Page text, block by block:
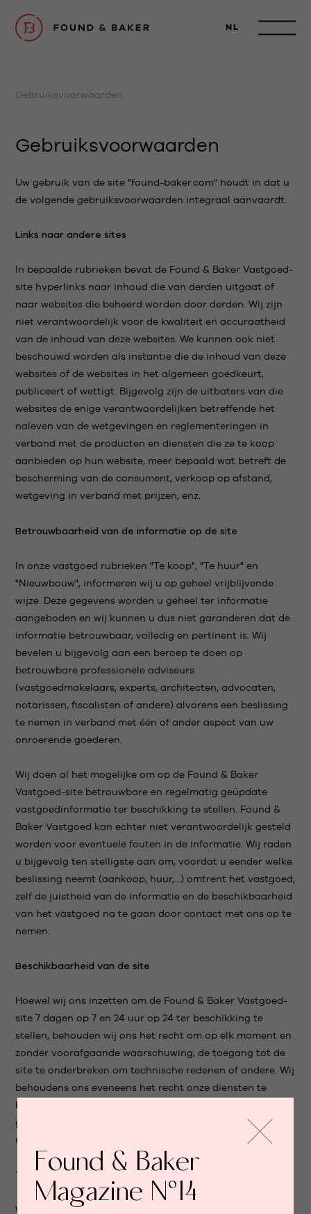
NL
Gebruiksvoorwaarden
Gebruiksvoorwaarden
Uw gebruik van de site "found-baker.com" houdt in dat u
de volgende gebruiksvoorwaarden integraal aanvaardt.
Links naar andere sites
In bepaalde rubrieken bevat de Found & Baker Vastgoed-
site hyperlinks naar inhoud die van derden uitgaat of
naar websites die beheerd worden door derden. Wij zijn
niet verantwoordelijk voor de kwaliteit en accuraatheid
van de inhoud van deze websites. We kunnen ook niet
beschouwd worden als instantie die de inhoud van deze
websites of de websites in het algemeen goedkeurt,
publiceert of wettigt. Bijgevolg zijn de uitbaters van die
websites de enige verantwoordelijken betreffende het
naleven van de wetgevingen en reglementeringen in
verband met de producten en diensten die ze te koop
aanbieden op hun website, meer bepaald wat betreft de
bescherming van de consument, verkoop op afstand,
wetgeving in verband met prijzen, enz.
Betrouwbaarheid van de informatie op de site
In onze vastgoed rubrieken "Te koop", "Te huur" en
"Nieuwbouw", informeren wij u op geheel vrijblijvende
wijze. Deze gegevens worden u geheel ter informatie
aangeboden en wij kunnen u dus niet garanderen dat de
informatie betrouwbaar, volledig en pertinent is. Wij
bevelen u bijgevolg aan een beroep te doen op
betrouwbare professionele adviseurs
(vastgoedmakelaars, experts, architecten, advocaten,
notarissen, fiscalisten of andere) alvorens een beslissing
te nemen in verband met één of ander aspect van uw
onroerende goederen.
Wij doen al het mogelijke om op de Found & Baker
Vastgoed-site betrouwbare en regelmatig geüpdate
vastgoedinformatie ter beschikking te stellen. Found &
Baker Vastgoed kan echter niet verantwoordelijk gesteld
worden voor eventuele fouten in de informatie. Wij raden
u bijgevolg ten stelligste aan om, voordat u eender welke
beslissing neemt (aankoop, huur,...) omtrent het vastgoed,
zelf de juistheid van de informatie en de beschikbaarheid
van het vastgoed na te gaan door contact met ons op te
nemen.
Beschikbaarheid van de site
Hoewel wij ons inzetten om de Found & Baker Vastgoed-
site 7 dagen op 7 en 24 uur op 24 ter beschikking te
stellen, behouden wij ons het recht om op elk moment en
zonder voorafgaande waarschuwing, de toegang tot de
site te onderbreken om technische redenen of andere. Wij
behoudens ons eveneens het recht onze diensten te
beëindigen. Dit zonder dat we kunnen verantwoordelijk
gehouden worden voor deze onderbrekingen en de
mogelijke gevolgen hiervan voor u of een derde.
Toegangsverbod tot de site
Wij behouden ons het recht eenzijdig de toegang te
Found & Baker
Magazine N°14